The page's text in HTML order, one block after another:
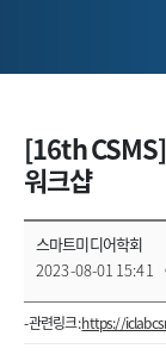
[16th
워크샵
스마트미디어학회
2023-08-01 15:41
- 관련링크 :https://